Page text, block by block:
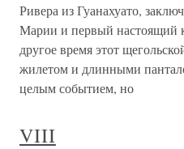
Ривера из Гуанахуато,
Марии и первый настоящий
другое время этот
жилетом и длинными
целым событием, но
VIII